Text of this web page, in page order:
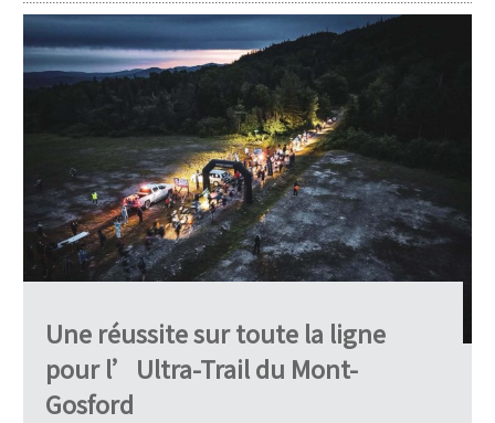
Une réussite sur toute la ligne
pour l’Ultra-Trail du Mont-
Gosford